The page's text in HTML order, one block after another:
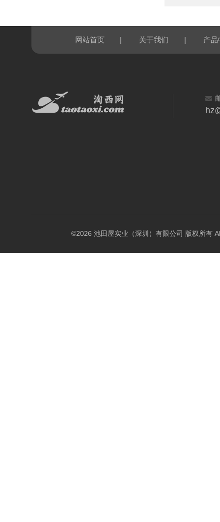
网站首页 | 关于我们 | 产品
©2026 池田屋实业（深圳）有限公司 版权所有